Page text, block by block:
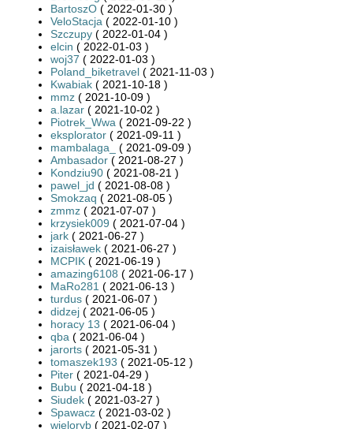
BartoszO ( 2022-01-30 )
VeloStacja ( 2022-01-10 )
Szczupy ( 2022-01-04 )
elcin ( 2022-01-03 )
woj37 ( 2022-01-03 )
Poland_biketravel ( 2021-11-03 )
Kwabiak ( 2021-10-18 )
mmz ( 2021-10-09 )
a.lazar ( 2021-10-02 )
Piotrek_Wwa ( 2021-09-22 )
eksplorator ( 2021-09-11 )
mambalaga_
( 2021-09-09 )
Ambasador ( 2021-08-27 )
Kondziu90 ( 2021-08-21 )
pawel_jd ( 2021-08-08 )
Smokzaq ( 2021-08-05 )
zmmz ( 2021-07-07 )
krzysiek009 ( 2021-07-04 )
jark ( 2021-06-27 )
izaisławek ( 2021-06-27 )
MCPIK ( 2021-06-19 )
amazing6108 ( 2021-06-17 )
MaRo281 ( 2021-06-13 )
turdus ( 2021-06-07 )
didzej ( 2021-06-05 )
horacy 13 ( 2021-06-04 )
qba ( 2021-06-04 )
jarorts ( 2021-05-31 )
tomaszek193 ( 2021-05-12 )
Piter ( 2021-04-29 )
Bubu ( 2021-04-18 )
Siudek ( 2021-03-27 )
Spawacz ( 2021-03-02 )
wieloryb ( 2021-02-07 )